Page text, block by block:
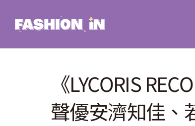
《LYCORIS
聲優安濟知佳、